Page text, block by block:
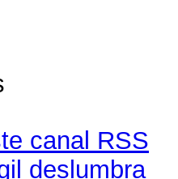
canal RSS